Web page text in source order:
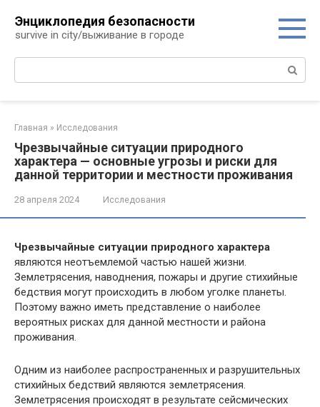
контенту
Энциклопедия безопасности
survive in city/выживание в городе
Поиск:
Главная » Исследования
Чрезвычайные ситуации природного
характера — основные угрозы и риски для
данной территории и местности проживания
28 апреля 2024 Исследования
Чрезвычайные ситуации природного характера
являются неотъемлемой частью нашей жизни.
Землетрясения, наводнения, пожары и другие стихийные
бедствия могут происходить в любом уголке планеты.
Поэтому важно иметь представление о наиболее
вероятных рисках для данной местности и района
проживания.
Одним из наиболее распространенных и разрушительных
стихийных бедствий являются землетрясения.
Землетрясения происходят в результате сейсмических